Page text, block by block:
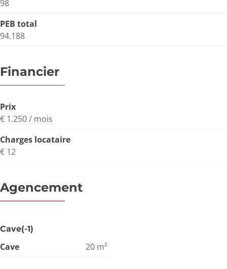
98
PEB total
94.188
Financier
Prix
€ 1.250 / mois
Charges locataire
€ 12
Agencement
Cave(-1)
Cave 20 m²